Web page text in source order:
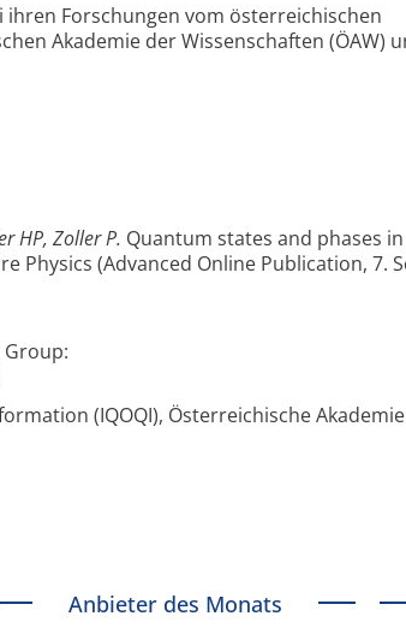
Forschungen vom österreichischen
Akademie der Wissenschaften (ÖAW)
HP, Zoller P. Quantum states and phases
Physics (Advanced Online Publication, 7.
Group:
(IQOQI), Österreichische
Anbieter des Monats